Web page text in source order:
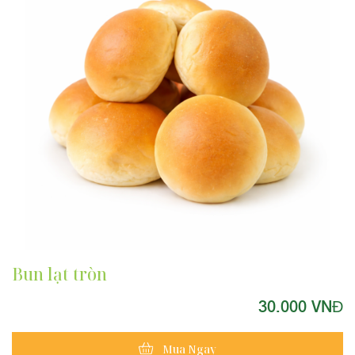
Bun lạt tròn
30.000 VNĐ
Mua Ngay